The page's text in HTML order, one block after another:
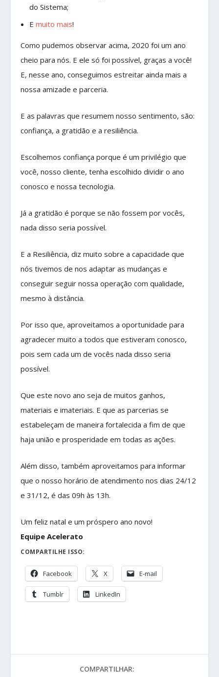
do Sistema;
E muito mais!
Como pudemos observar acima, 2020 foi um ano
cheio para nós. E ele só foi possível, graças a você!
E, nesse ano, conseguimos estreitar ainda mais a
nossa amizade e parceria.
E as palavras que resumem nosso sentimento, são:
confiança, a gratidão e a resiliência.
Escolhemos confiança porque é um privilégio que
você, nosso cliente, tenha escolhido dividir o ano
conosco e nossa tecnologia.
Já a gratidão é porque se não fossem por vocês,
nada disso seria possível.
E a Resiliência, diz muito sobre a capacidade que
nós tivemos de nos adaptar as mudanças e
conseguir seguir nossa operação com qualidade,
mesmo à distância.
Por isso que, aproveitamos a oportunidade para
agradecer muito a todos que estiveram conosco,
pois sem cada um de vocês nada disso seria
possível.
Que este novo ano seja de muitos ganhos,
materiais e imateriais. E que as parcerias se
estabeleçam de maneira fortalecida a fim de que
haja união e prosperidade em todas as ações.
Além disso, também aproveitamos para informar
que o nosso horário de atendimento nos dias 24/12
e 31/12, é das 09h às 13h.
Um feliz natal e um próspero ano novo!
Equipe Acelerato
COMPARTILHE ISSO:
Facebook X E-mail
Tumblr LinkedIn
COMPARTILHAR: